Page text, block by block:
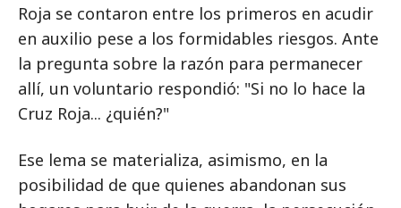
Roja se contaron entre los primeros en acudir
en auxilio pese a los formidables riesgos. Ante
la pregunta sobre la razón para permanecer
allí, un voluntario respondió: "Si no lo hace la
Cruz Roja... ¿quién?"
Ese lema se materializa, asimismo, en la
posibilidad de que quienes abandonan sus